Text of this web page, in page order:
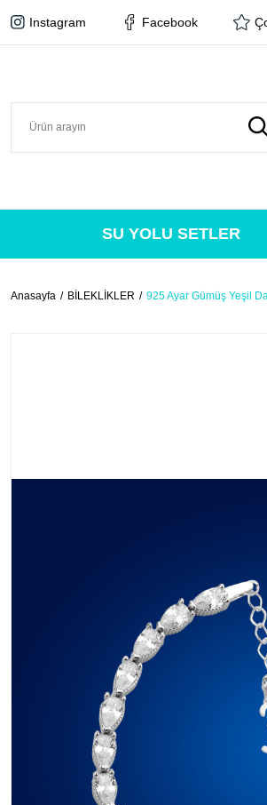
Instagram Facebook
SU YOLU SETLER
Anasayfa BİLEKLİKLER 925 Ayar Gümüş Yeşil